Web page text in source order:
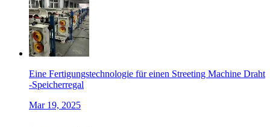
Eine Fertigungstechnologie für einen Streeting Machine Draht
-Speicherregal
Mar 19, 2025